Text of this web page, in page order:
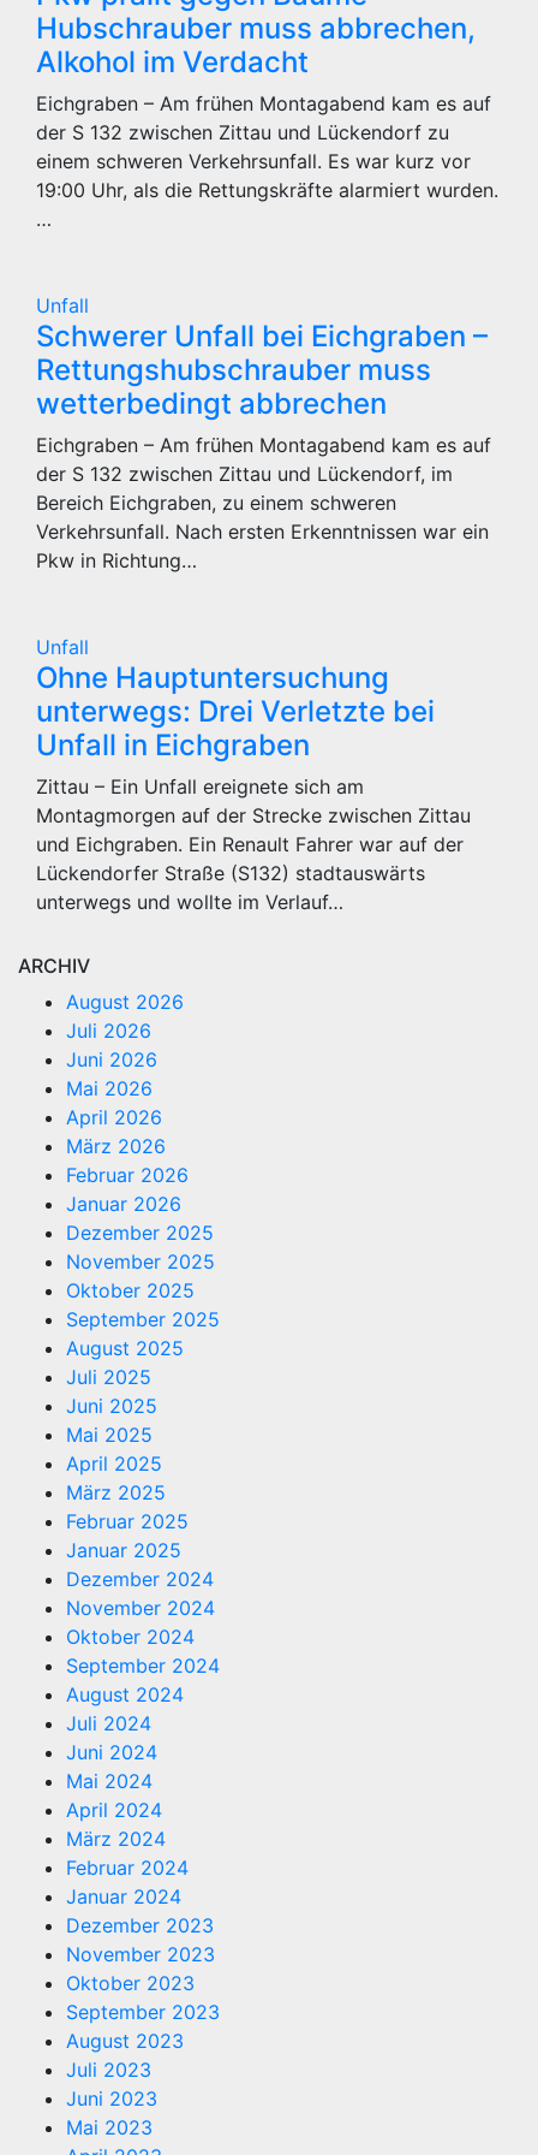
Hubschrauber muss abbrechen,
Alkohol im Verdacht
Eichgraben – Am frühen Montagabend kam es auf
der S 132 zwischen Zittau und Lückendorf zu
einem schweren Verkehrsunfall. Es war kurz vor
19:00 Uhr, als die Rettungskräfte alarmiert wurden.
…
Unfall
Schwerer Unfall bei Eichgraben –
Rettungshubschrauber muss
wetterbedingt abbrechen
Eichgraben – Am frühen Montagabend kam es auf
der S 132 zwischen Zittau und Lückendorf, im
Bereich Eichgraben, zu einem schweren
Verkehrsunfall. Nach ersten Erkenntnissen war ein
Pkw in Richtung…
Unfall
Ohne Hauptuntersuchung
unterwegs: Drei Verletzte bei
Unfall in Eichgraben
Zittau – Ein Unfall ereignete sich am
Montagmorgen auf der Strecke zwischen Zittau
und Eichgraben. Ein Renault Fahrer war auf der
Lückendorfer Straße (S132) stadtauswärts
unterwegs und wollte im Verlauf…
ARCHIV
August 2026
Juli 2026
Juni 2026
Mai 2026
April 2026
März 2026
Februar 2026
Januar 2026
Dezember 2025
November 2025
Oktober 2025
September 2025
August 2025
Juli 2025
Juni 2025
Mai 2025
April 2025
März 2025
Februar 2025
Januar 2025
Dezember 2024
November 2024
Oktober 2024
September 2024
August 2024
Juli 2024
Juni 2024
Mai 2024
April 2024
März 2024
Februar 2024
Januar 2024
Dezember 2023
November 2023
Oktober 2023
September 2023
August 2023
Juli 2023
Juni 2023
Mai 2023